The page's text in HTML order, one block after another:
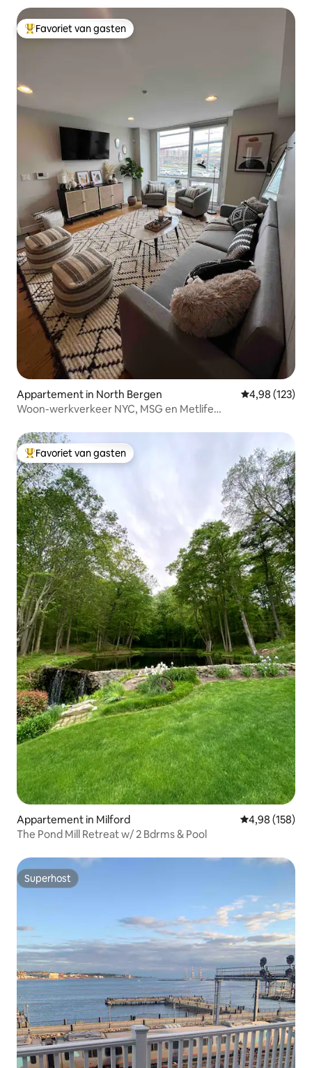
Topfavoriet van gasten
Favoriet van gasten
Appartement in North Bergen Gemiddelde
4,98 (123)
Woon-werkverkeer NYC, MSG en Metlife
Topfavoriet van gasten
Favoriet van gasten
Appartement in Milford Gemiddelde
4,98 (158)
The Pond Mill Retreat w/ 2 Bdrms & Pool
Superhost
Superhost